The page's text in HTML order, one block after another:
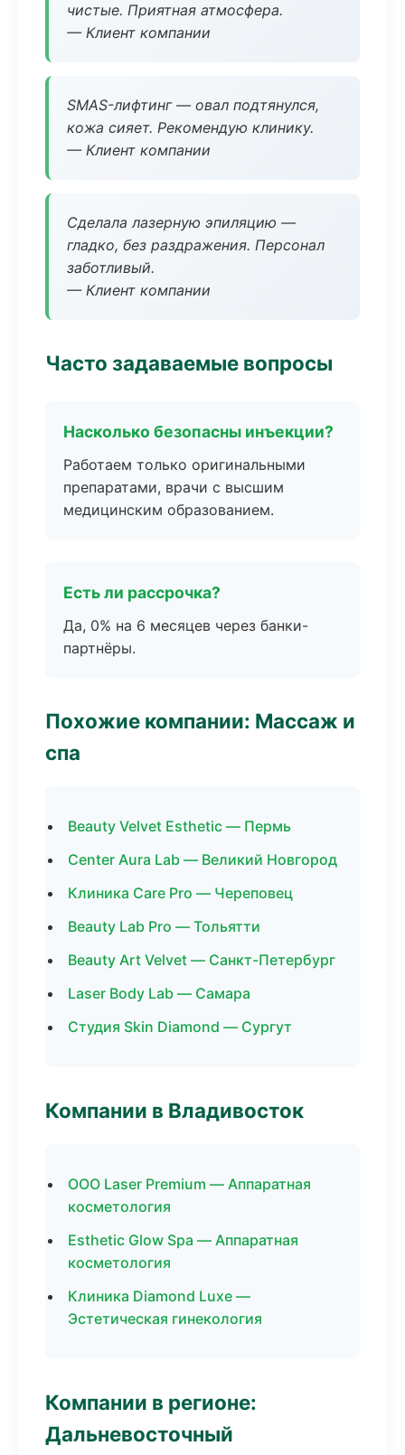
чистые. Приятная атмосфера.
— Клиент компании
SMAS-лифтинг — овал подтянулся,
кожа сияет. Рекомендую клинику.
— Клиент компании
Сделала лазерную эпиляцию —
гладко, без раздражения. Персонал
заботливый.
— Клиент компании
Часто задаваемые вопросы
Насколько безопасны инъекции?
Работаем только оригинальными
препаратами, врачи с высшим
медицинским образованием.
Есть ли рассрочка?
Да, 0% на 6 месяцев через банки-
партнёры.
Похожие компании: Массаж и
спа
Beauty Velvet Esthetic — Пермь
Center Aura Lab — Великий Новгород
Клиника Care Pro — Череповец
Beauty Lab Pro — Тольятти
Beauty Art Velvet — Санкт-Петербург
Laser Body Lab — Самара
Студия Skin Diamond — Сургут
Компании в Владивосток
ООО Laser Premium — Аппаратная
косметология
Esthetic Glow Spa — Аппаратная
косметология
Клиника Diamond Luxe —
Эстетическая гинекология
Компании в регионе:
Дальневосточный